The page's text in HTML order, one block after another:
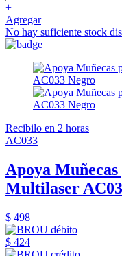
+
Agregar
No hay suficiente stock
Recibilo en 2 horas
AC033
Apoya
Multilaser
$ 498
$ 424